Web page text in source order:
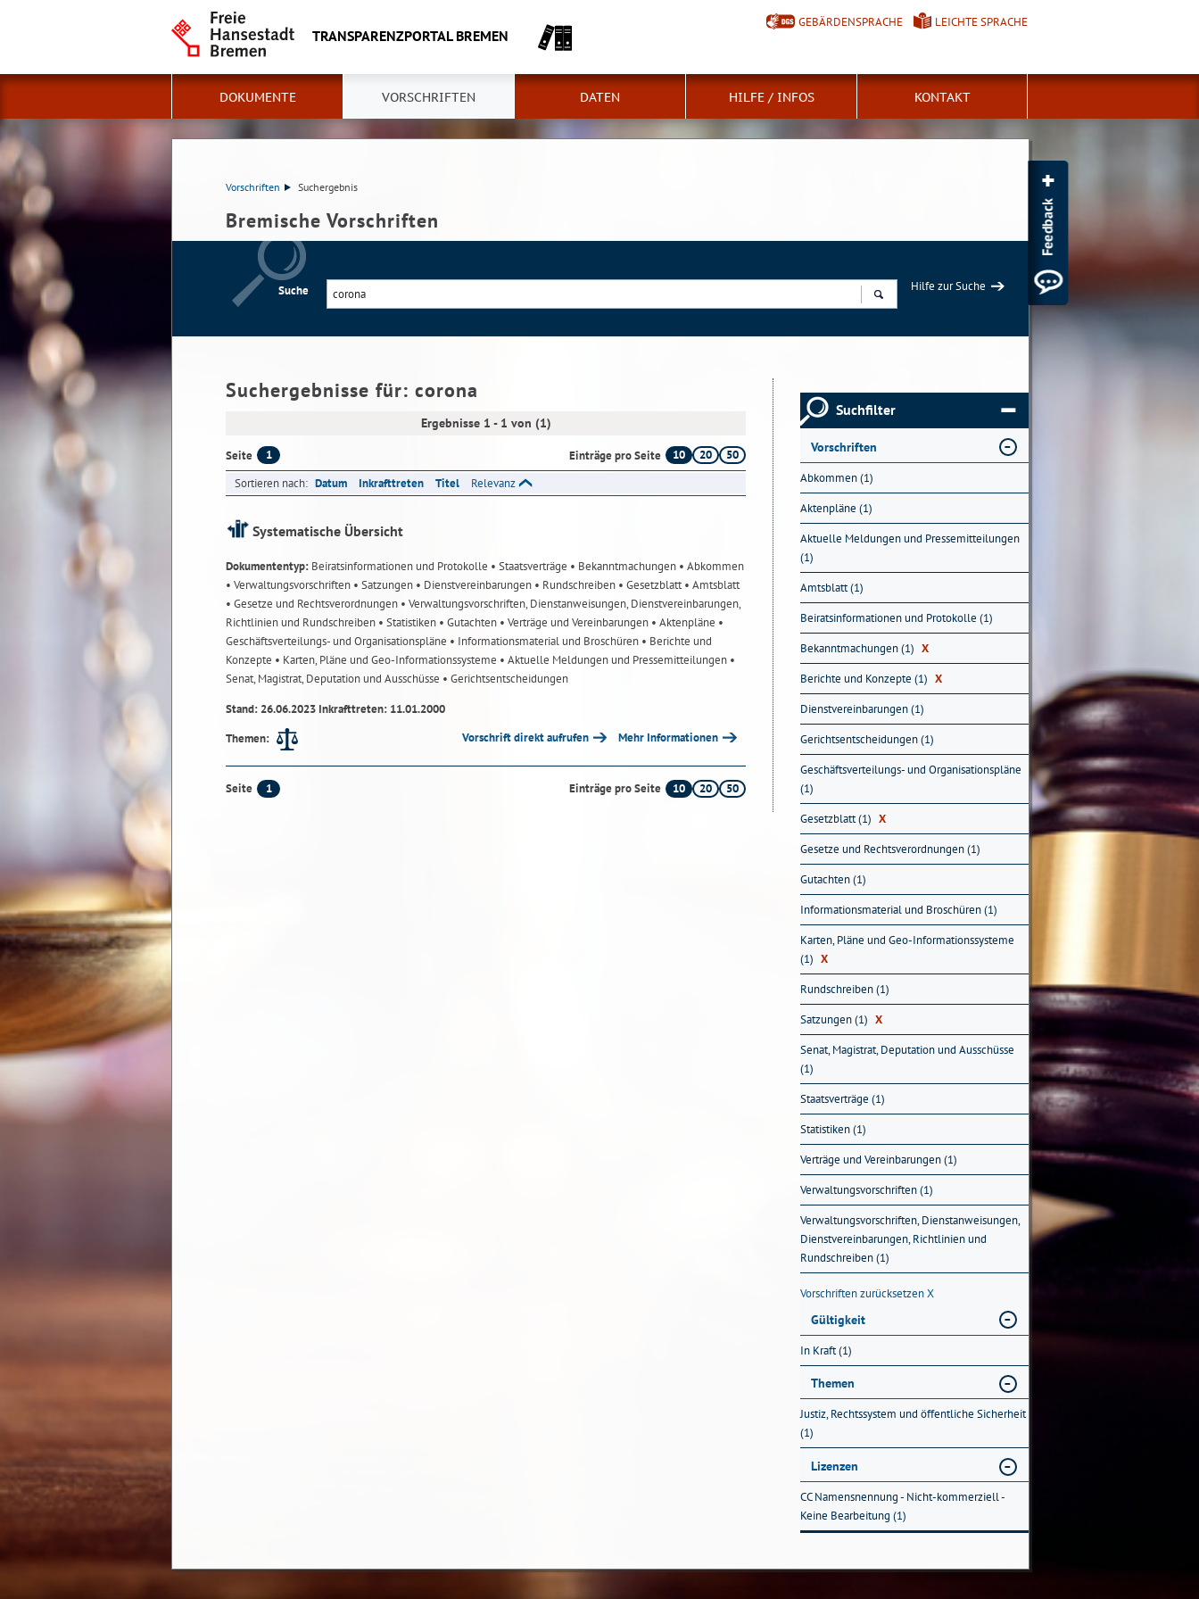
TRANSPARENZPORTAL BREMEN
GEBÄRDENSPRACHE LEICHTE SPRACHE
DOKUMENTE VORSCHRIFTEN DATEN HILFE / INFOS KONTAKT
Vorschriften Suchergebnis
Bremische Vorschriften
Suche
Hilfe zur Suche
Suchergebnisse für: corona
Ergebnisse 1 - 1 von (1)
Seite 1 Einträge pro Seite 10 20
50
Sortieren nach: Datum Inkrafttreten Titel Relevanz
Systematische Übersicht
Dokumententyp: Beiratsinformationen und Protokolle • Staatsverträge • Bekanntmachungen • Abkommen
• Verwaltungsvorschriften • Satzungen • Dienstvereinbarungen • Rundschreiben • Gesetzblatt• Amtsblatt
• Gesetze und Rechtsverordnungen • Verwaltungsvorschriften, Dienstanweisungen, Dienstvereinbarungen,
Richtlinien und Rundschreiben • Statistiken • Gutachten • Verträge und Vereinbarungen • Aktenpläne •
Geschäftsverteilungs- und Organisationspläne • Informationsmaterial und Broschüren • Berichte und
Konzepte • Karten, Pläne und Geo-Informationssysteme • Aktuelle Meldungen und Pressemitteilungen •
Senat, Magistrat, Deputation und Ausschüsse • Gerichtsentscheidungen
Stand: 26.06.2023 Inkrafttreten: 11.01.2000
Themen:
Vorschrift direkt aufrufen Mehr Informationen
Seite 1 Einträge pro Seite 10 20 50
Suchfilter
Vorschriften
Abkommen (1)
Aktenpläne (1)
Aktuelle Meldungen und Pressemitteilungen
(1)
Amtsblatt (1)
Beiratsinformationen und Protokolle (1)
Bekanntmachungen (1) X
Berichte und Konzepte (1) X
Dienstvereinbarungen (1)
Gerichtsentscheidungen (1)
Geschäftsverteilungs- und Organisationspläne
(1)
Gesetzblatt (1) X
Gesetze und Rechtsverordnungen (1)
Gutachten (1)
Informationsmaterial und Broschüren (1)
Karten, Pläne und Geo-Informationssysteme
(1) X
Rundschreiben (1)
Satzungen (1) X
Senat, Magistrat, Deputation und Ausschüsse
(1)
Staatsverträge (1)
Statistiken (1)
Verträge und Vereinbarungen (1)
Verwaltungsvorschriften (1)
Verwaltungsvorschriften, Dienstanweisungen,
Dienstvereinbarungen, Richtlinien und
Rundschreiben (1)
Vorschriften zurücksetzenX
Gültigkeit
In Kraft (1)
Themen
Justiz, Rechtssystem und öffentliche Sicherheit
(1)
Lizenzen
CC Namensnennung - Nicht-kommerziell -
Keine Bearbeitung (1)